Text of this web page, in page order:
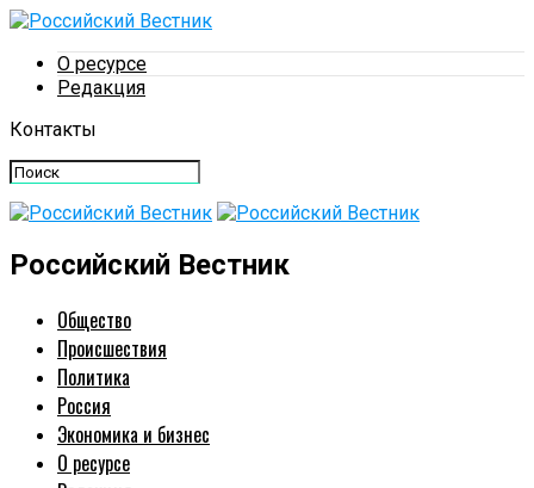
О ресурсе
Редакция
Контакты
Российский Вестник
Общество
Происшествия
Политика
Россия
Экономика и бизнес
О ресурсе